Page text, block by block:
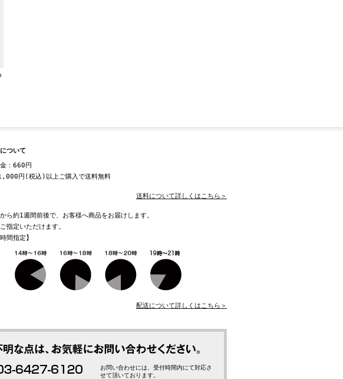
ついて
：660円
円(税込)以上ご購入で送料無料
送料について詳しくはこちら＞
ら約1週間前後で、お客様へ商品をお届けします。
指定いただけます。
間指定】
配送について詳しくはこちら＞
お問い合わせには、受付時間内にて対応さ
せて頂いております。